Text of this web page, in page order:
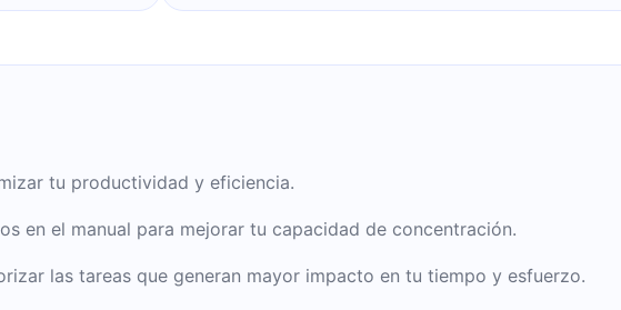
tu productividad y eficiencia.
en el manual para mejorar tu capacidad de concentración.
las tareas que generan mayor impacto en tu tiempo y esfuerzo.